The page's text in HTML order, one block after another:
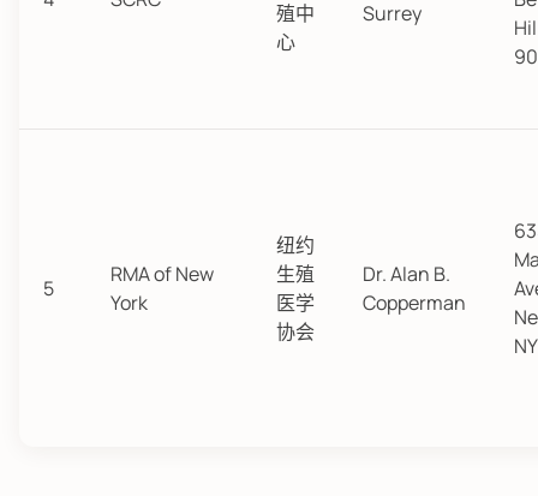
殖中
心
Surrey
5
RMA of New
York
纽约
生殖
医学
协会
Dr. Alan B.
Copperman